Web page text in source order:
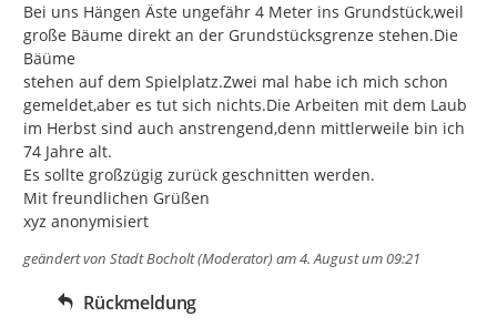
Bei uns Hängen Äste ungefähr 4 Meter ins Grundstück,weil
große Bäume direkt an der Grundstücksgrenze stehen.Die
Bäüme
stehen auf dem Spielplatz.Zwei mal habe ich mich schon
gemeldet,aber es tut sich nichts.Die Arbeiten mit dem Laub
im Herbst sind auch anstrengend,denn mittlerweile bin ich
74 Jahre alt.
Es sollte großzügig zurück geschnitten werden.
Mit freundlichen Grüßen
xyz anonymisiert
geändert von Stadt Bocholt (Moderator)am 4. August um 09:21
Rückmeldung